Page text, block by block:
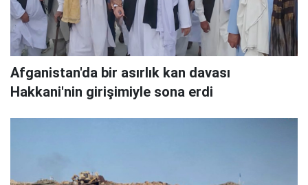
Afganistan'da bir asırlık kan davası
Hakkani'nin girişimiyle sona erdi